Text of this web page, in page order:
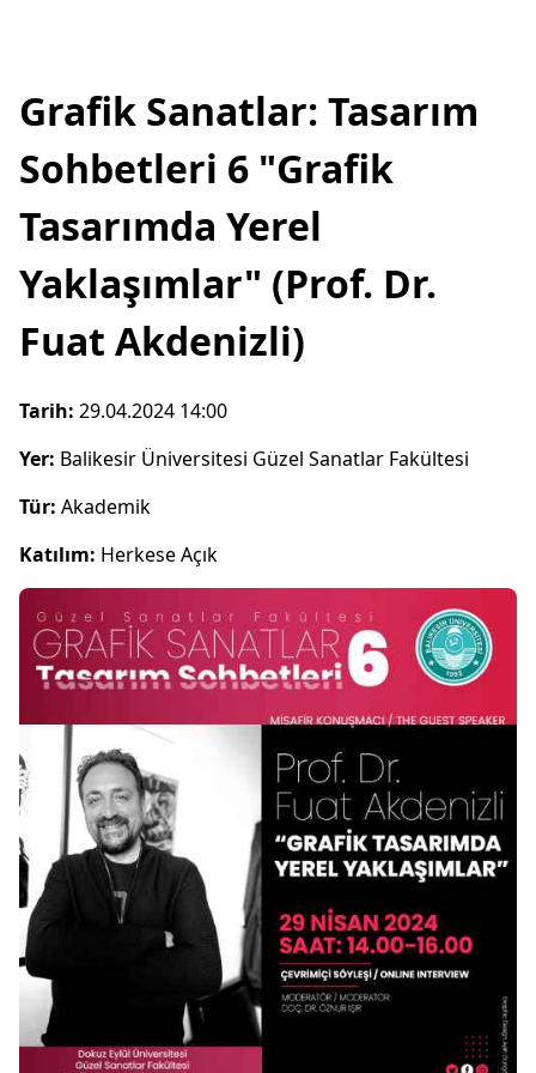
Grafik Sanatlar: Tasarım
Sohbetleri 6 "Grafik
Tasarımda Yerel
Yaklaşımlar" (Prof. Dr.
Fuat Akdenizli)
Tarih: 29.04.2024 14:00
Yer: Balikesir Üniversitesi Güzel Sanatlar Fakültesi
Tür: Akademik
Katılım: Herkese Açık